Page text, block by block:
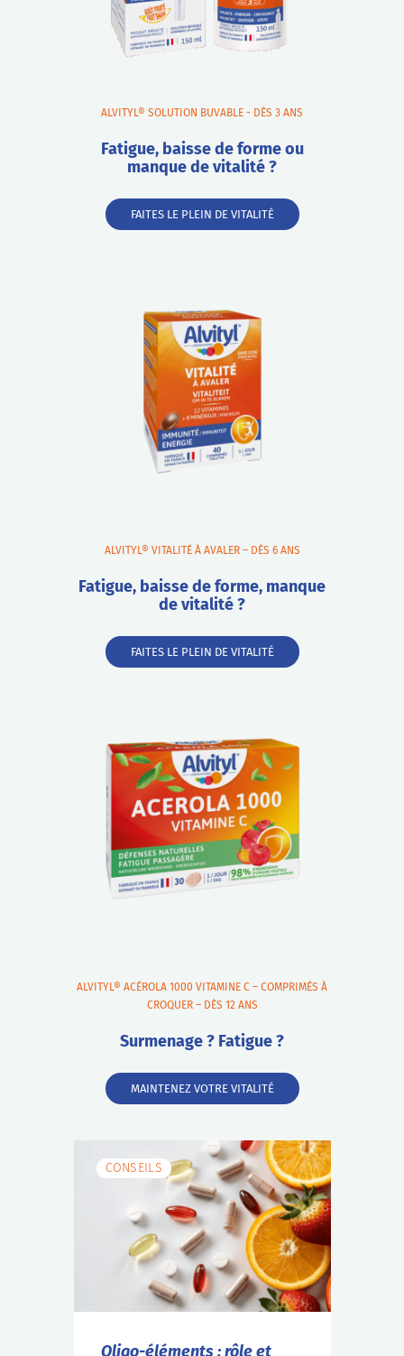
ALVITYL® SOLUTION BUVABLE - DÈS 3 ANS
Fatigue, baisse de forme ou
manque de vitalité ?
FAITES LE PLEIN DE VITALITÉ
ALVITYL® VITALITÉ À AVALER – DÈS 6 ANS
Fatigue, baisse de forme, manque
de vitalité ?
FAITES LE PLEIN DE VITALITÉ
ALVITYL® ACÉROLA 1000 VITAMINE C – COMPRIMÉS À
CROQUER – DÈS 12 ANS
Surmenage ? Fatigue ?
MAINTENEZ VOTRE VITALITÉ
CONSEILS
Oligo-éléments : rôle et